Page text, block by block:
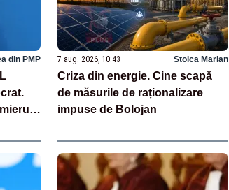
din PMP 7 aug. 2026, 10:43 Stoica Marian
Criza din energie. Cine scapă
de măsurile de raționalizare
impuse de Bolojan